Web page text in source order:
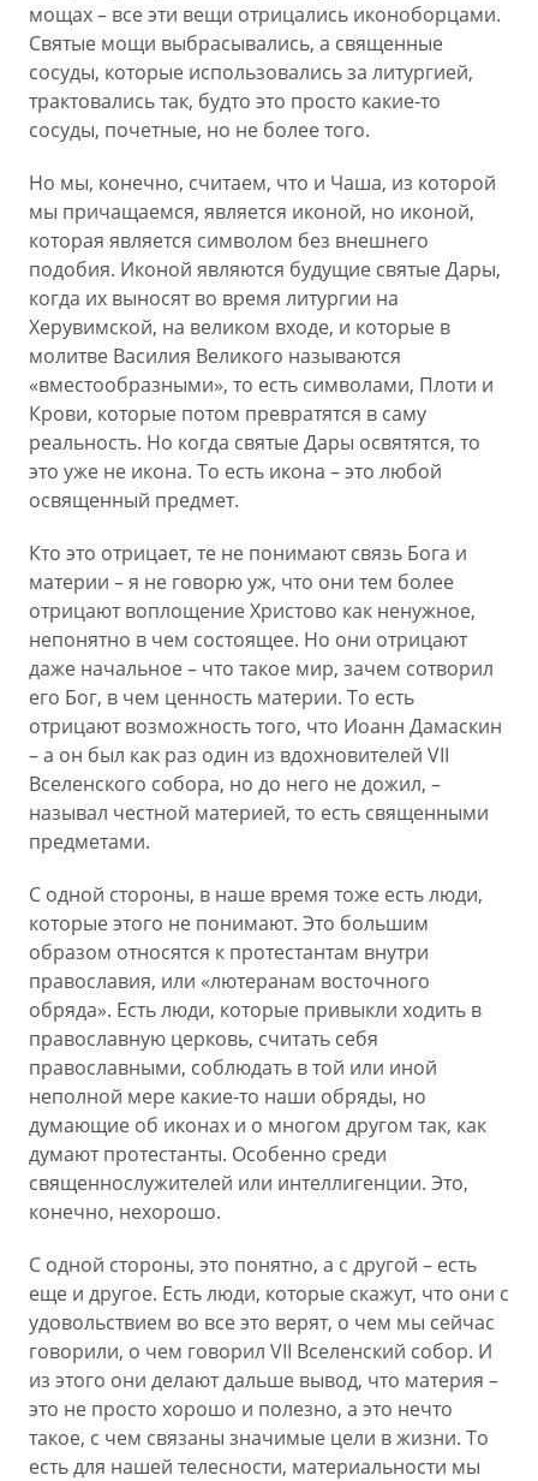
мощах – все эти вещи отрицались иконоборцами.
Святые мощи выбрасывались, а священные
сосуды, которые использовались за литургией,
трактовались так, будто это просто какие-то
сосуды, почетные, но не более того.
Но мы, конечно, считаем, что и Чаша, из которой
мы причащаемся, является иконой, но иконой,
которая является символом без внешнего
подобия. Иконой являются будущие святые Дары,
когда их выносят во время литургии на
Херувимской, на великом входе, и которые в
молитве Василия Великого называются
«вместообразными», то есть символами, Плоти и
Крови, которые потом превратятся в саму
реальность. Но когда святые Дары освятятся, то
это уже не икона. То есть икона – это любой
освященный предмет.
Кто это отрицает, те не понимают связь Бога и
материи – я не говорю уж, что они тем более
отрицают воплощение Христово как ненужное,
непонятно в чем состоящее. Но они отрицают
даже начальное – что такое мир, зачем сотворил
его Бог, в чем ценность материи. То есть
отрицают возможность того, что Иоанн Дамаскин
– а он был как раз один из вдохновителей VII
Вселенского собора, но до него не дожил, –
называл честной материей, то есть священными
предметами.
С одной стороны, в наше время тоже есть люди,
которые этого не понимают. Это большим
образом относятся к протестантам внутри
православия, или «лютеранам восточного
обряда». Есть люди, которые привыкли ходить в
православную церковь, считать себя
православными, соблюдать в той или иной
неполной мере какие-то наши обряды, но
думающие об иконах и о многом другом так, как
думают протестанты. Особенно среди
священнослужителей или интеллигенции. Это,
конечно, нехорошо.
С одной стороны, это понятно, а с другой – есть
еще и другое. Есть люди, которые скажут, что они с
удовольствием во все это верят, о чем мы сейчас
говорили, о чем говорил VII Вселенский собор. И
из этого они делают дальше вывод, что материя –
это не просто хорошо и полезно, а это нечто
такое, с чем связаны значимые цели в жизни. То
есть для нашей телесности, материальности мы